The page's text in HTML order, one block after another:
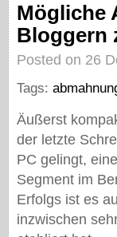
Mögliche
Bloggern
Posted on 26
Tags:
Äußerst
der letzte
PC gelingt,
Segment im
Erfolgs ist es
inzwischen